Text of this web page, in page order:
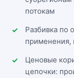
потокам
Разбивка по
применения,
Ценовые
цепочки: